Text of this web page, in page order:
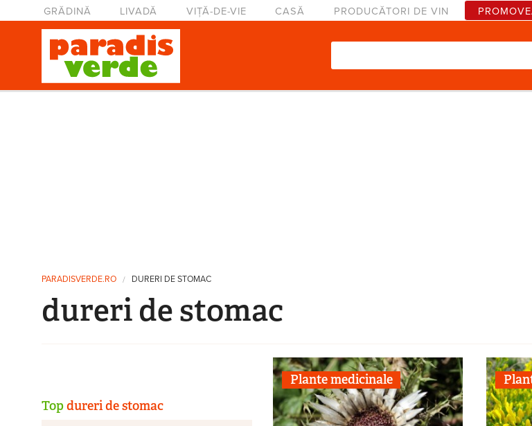
Mergi la conţinutul principal
Meniu principal
GRĂDINĂ LIVADĂ VIȚĂ-DE-VIE CASĂ PRODUCĂTORI DE VIN
Formular de
Eşti aici
PARADISVERDE.RO DURERI DE STOMAC
dureri de stomac
Plante medicinale
Topdureri de stomac